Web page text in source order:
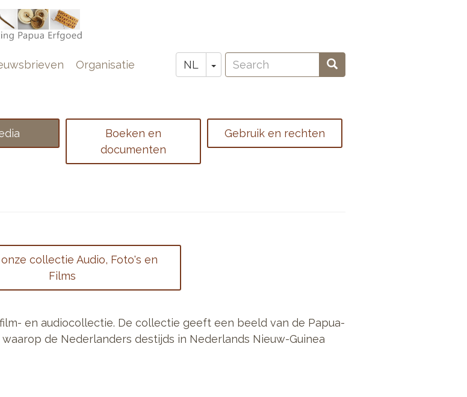
NL Toggle Dropdown
Zoeken
Search Search
Organisatie
Boeken en
documenten
Gebruik en rechten
collectie Audio, Foto's en
Films
en audiocollectie. De collectie geeft een beeld van de Papua-
de Nederlanders destijds in Nederlands Nieuw-Guinea